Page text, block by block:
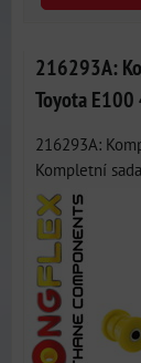
216293A:
Toyota E100
216293A:
Kompletní